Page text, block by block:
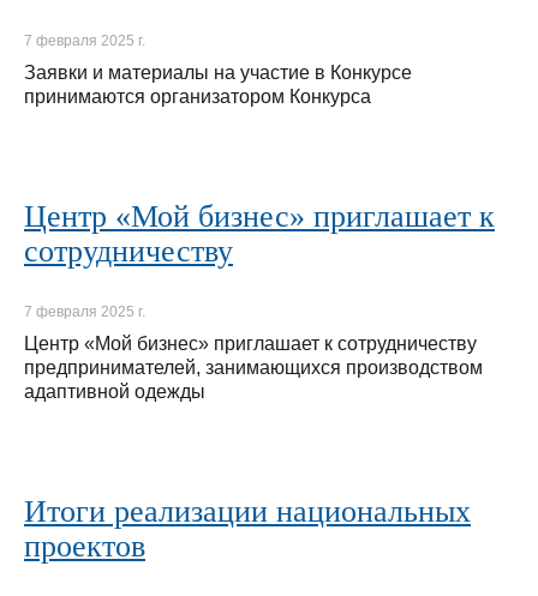
7 февраля 2025 г.
Заявки и материалы на участие в Конкурсе
принимаются организатором Конкурса
Центр «Мой бизнес» приглашает к
сотрудничеству
7 февраля 2025 г.
Центр «Мой бизнес» приглашает к сотрудничеству
предпринимателей, занимающихся производством
адаптивной одежды
Итоги реализации национальных
проектов